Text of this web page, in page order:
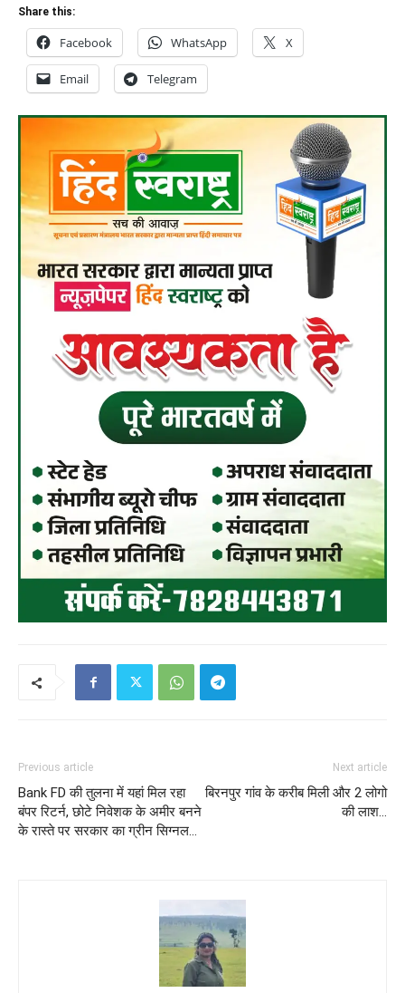
Share this:
Facebook WhatsApp X
Email Telegram
Previous article
Bank FD की तुलना में यहां मिल रहा
बंपर रिटर्न, छोटे निवेशक के अमीर बनने
के रास्ते पर सरकार का ग्रीन सिग्नल…
Next article
बिरनपुर गांव के करीब मिली और 2 लोगो
की लाश…